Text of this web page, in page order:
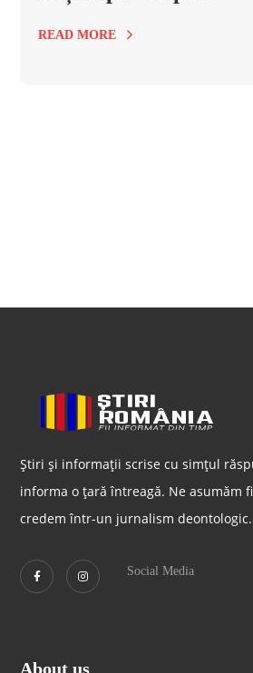
READ MORE
Știri și informații scrise cu simțul
informa o țară întreagă. Ne asumăm
credem într-un jurnalism deontologic.
Social Media
About us